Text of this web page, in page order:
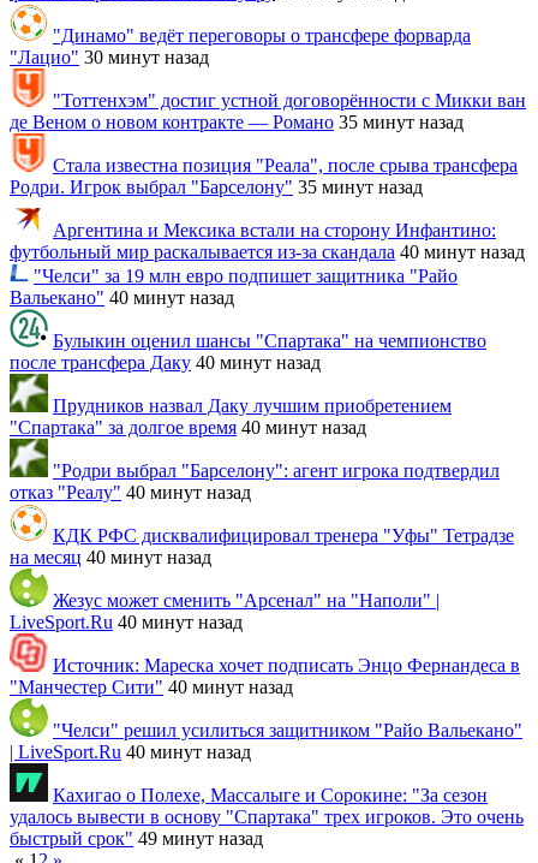
"Динамо" ведёт переговоры о трансфере форварда
"Лацио" 30 минут назад
"Тоттенхэм" достиг устной договорённости с Микки ван
де Веном о новом контракте — Романо 35 минут назад
Стала известна позиция "Реала", после срыва трансфера
Родри. Игрок выбрал "Барселону" 35 минут назад
Аргентина и Мексика встали на сторону Инфантино:
футбольный мир раскалывается из-за скандала 40 минут назад
"Челси" за 19 млн евро подпишет защитника "Райо
Вальекано" 40 минут назад
Булыкин оценил шансы "Спартака" на чемпионство
после трансфера Даку 40 минут назад
Прудников назвал Даку лучшим приобретением
"Спартака" за долгое время 40 минут назад
"Родри выбрал "Барселону": агент игрока подтвердил
отказ "Реалу" 40 минут назад
КДК РФС дисквалифицировал тренера "Уфы" Тетрадзе
на месяц 40 минут назад
Жезус может сменить "Арсенал" на "Наполи" |
LiveSport.Ru 40 минут назад
Источник: Мареска хочет подписать Энцо Фернандеса в
"Манчестер Сити" 40 минут назад
"Челси" решил усилиться защитником "Райо Вальекано"
| LiveSport.Ru 40 минут назад
Кахигао о Полехе, Массалыге и Сорокине: "За сезон
удалось вывести в основу "Спартака" трех игроков. Это очень
быстрый срок" 49 минут назад